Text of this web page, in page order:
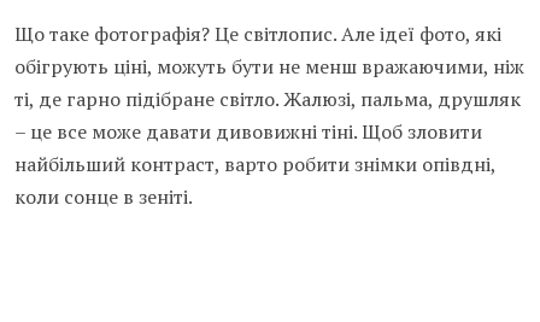
Що таке фотографія? Це світлопис. Але ідеї фото, які
обігрують ціні, можуть бути не менш вражаючими, ніж
ті, де гарно підібране світло. Жалюзі, пальма, друшляк
– це все може давати дивовижні тіні. Щоб зловити
найбільший контраст, варто робити знімки опівдні,
коли сонце в зеніті.